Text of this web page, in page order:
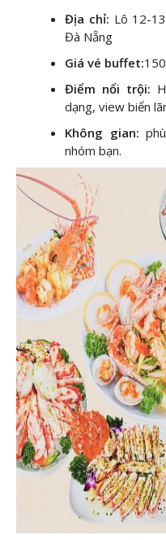
Địa chỉ: Lô 12-
Đà Nẵng
Giá vé buffet:
Điểm nổi trội:
dạng, view biển
Không gian:
nhóm bạn.